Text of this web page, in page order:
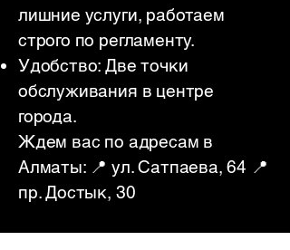
лишние услуги, работаем
строго по регламенту.
Удобство: Две точки
обслуживания в центре
города.
Ждем вас по адресам в
Алматы: 📍 ул. Сатпаева, 64 📍
пр. Достык, 30